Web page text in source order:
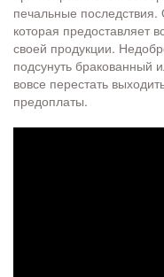
печальные
которая предоставляет
своей продукции.
подсунуть бракованный
вовсе перестать
предоплаты.